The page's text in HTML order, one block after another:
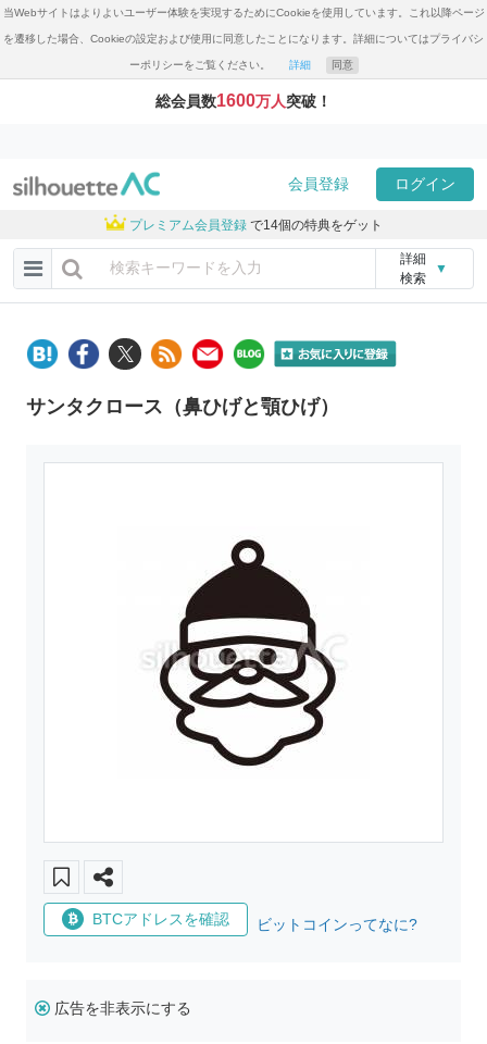
当Webサイトはよりよいユーザー体験を実現するためにCookieを使用しています。これ以降ページ
を遷移した場合、Cookieの設定および使用に同意したことになります。詳細についてはプライバシ
ーポリシーをご覧ください。 詳細 同意
総会員数1600万人突破！
会員登録 ログイン
プレミアム会員登録 で14個の特典をゲット
詳細
検索
▼
サンタクロース（鼻ひげと顎ひげ）
BTCアドレスを確認 ビットコインってなに?
広告を非表示にする